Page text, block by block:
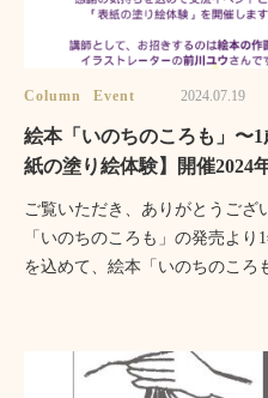
Column Event 2024.07.19
絵本「いのちのころも」〜
紙の塗り絵体験】開催2024
ご覧いただき、ありがとうござ
「いのちのころも」の発売よ
を込めて、絵本「いのちのころ